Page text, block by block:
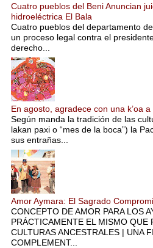
Cuatro pueblos del Beni Anuncian
hidroeléctrica El Bala
Cuatro pueblos del departamento
un proceso legal contra el
derecho...
En agosto, agradece con una k’oa
Según manda la tradición de las
lakan paxi o “mes de la boca”) la
sus entrañas...
Amor Aymara: El Sagrado
CONCEPTO DE AMOR PARA LOS
PRÁCTICAMENTE EL MISMO QUE
CULTURAS ANCESTRALES | UNA
COMPLEMENT...